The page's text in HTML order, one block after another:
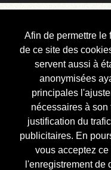
Afin de permettre le
de ce site des
servent aussi à
anonymisées
principales
nécessaires à
justification du
publicitaires. En
vous acceptez
l'enregistrement de
Courbis, «
Blog
Bienvenue
Réalisations
Divers (et d’été)
Annonces